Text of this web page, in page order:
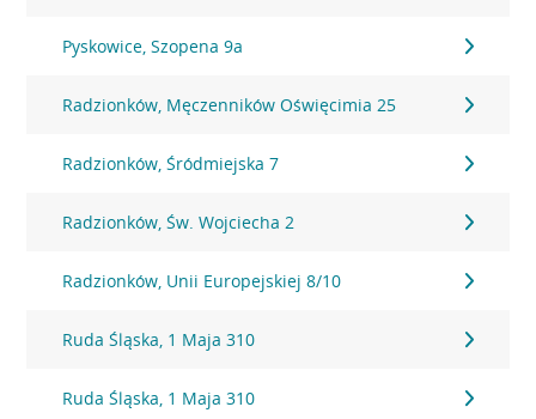
Pyskowice, Szopena 9a
Radzionków, Męczenników Oświęcimia 25
Radzionków, Śródmiejska 7
Radzionków, Św. Wojciecha 2
Radzionków, Unii Europejskiej 8/10
Ruda Śląska, 1 Maja 310
Ruda Śląska, 1 Maja 310